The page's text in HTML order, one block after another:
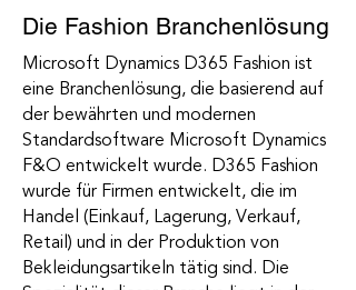
Die Fashion Branchenlösung
Microsoft Dynamics D365 Fashion ist
eine Branchenlösung, die basierend auf
der bewährten und modernen
Standardsoftware Microsoft Dynamics
F&O entwickelt wurde. D365 Fashion
wurde für Firmen entwickelt, die im
Handel (Einkauf, Lagerung, Verkauf,
Retail) und in der Produktion von
Bekleidungsartikeln tätig sind. Die